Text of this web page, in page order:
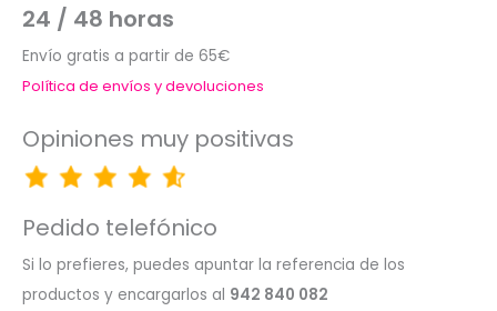
24 / 48 horas
Envío gratis a partir de 65€
Política de envíos y devoluciones
Opiniones muy positivas
Pedido telefónico
Si lo prefieres, puedes apuntar la referencia de los
productos y encargarlos al 942 840 082